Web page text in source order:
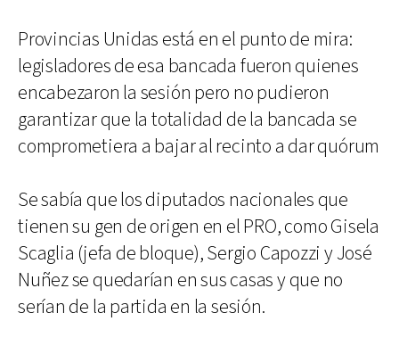
Provincias Unidas está en el punto de mira:
legisladores de esa bancada fueron quienes
encabezaron la sesión pero no pudieron
garantizar que la totalidad de la bancada se
comprometiera a bajar al recinto a dar quórum
Se sabía que los diputados nacionales que
tienen su gen de origen en el PRO, como Gisela
Scaglia (jefa de bloque), Sergio Capozzi y José
Nuñez se quedarían en sus casas y que no
serían de la partida en la sesión.